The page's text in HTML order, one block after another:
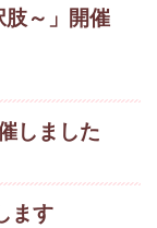
肢～」開催
しました
ます